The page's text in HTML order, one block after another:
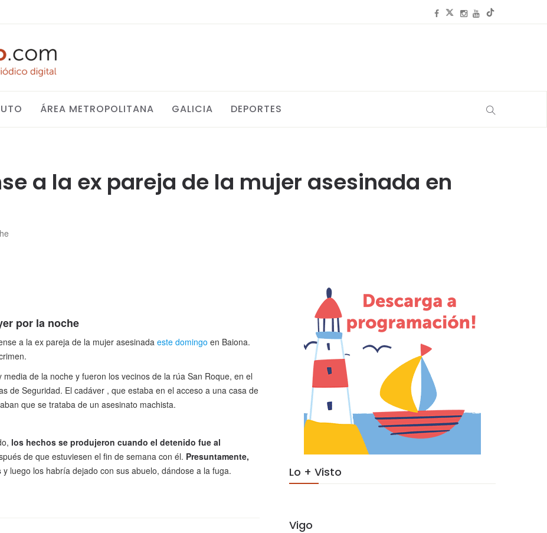
ÁREA METROPOLITANA GALICIA DEPORTES
a la ex pareja de la mujer asesinada en
por la noche
a la ex pareja de la mujer asesinada este domingo en Baiona.
de la noche y fueron los vecinos de la rúa San Roque, en el
de Seguridad. El cadáver , que estaba en el acceso a una casa de
que se trataba de un asesinato machista.
los hechos se produjeron cuando el detenido fue al
de que estuviesen el fin de semana con él. Presuntamente,
y luego los habría dejado con sus abuelo, dándose a la fuga. Lo + Visto
Vigo